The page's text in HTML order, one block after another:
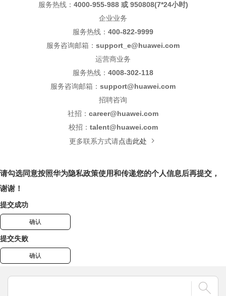
服务热线： 4000-955-988 或 950808(7*24小时)
企业业务
服务热线： 400-822-9999
服务咨询邮箱： support_e@huawei.com
运营商业务
服务热线： 4008-302-118
服务咨询邮箱： support@huawei.com
招聘咨询
社招： career@huawei.com
校招： talent@huawei.com
更多联系方式请点击此处
请勾选同意按照华为隐私政策使用和传递您的个人信息后再提交，
谢谢！
提交成功
确认
提交失败
确认